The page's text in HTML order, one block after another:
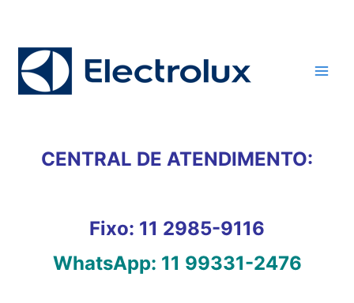
conteúdo
CENTRAL DE ATENDIMENTO:
Fixo: 11 2985-9116
WhatsApp: 11 99331-2476